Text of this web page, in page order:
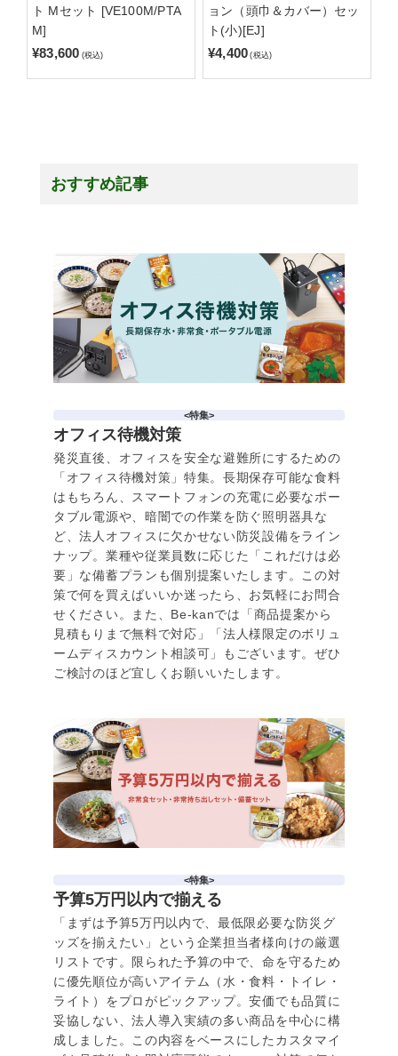
ト Mセット [VE100M/PTA
M]
¥83,600 (税込)
ョン（頭巾＆カバー）セッ
ト(小)[EJ]
¥4,400 (税込)
おすすめ記事
<特集>
オフィス待機対策
発災直後、オフィスを安全な避難所にするための
「オフィス待機対策」特集。長期保存可能な食料
はもちろん、スマートフォンの充電に必要なポー
タブル電源や、暗闇での作業を防ぐ照明器具な
ど、法人オフィスに欠かせない防災設備をライン
ナップ。業種や従業員数に応じた「これだけは必
要」な備蓄プランも個別提案いたします。この対
策で何を買えばいいか迷ったら、お気軽にお問合
せください。また、Be-kanでは「商品提案から
見積もりまで無料で対応」「法人様限定のボリュ
ームディスカウント相談可」もございます。ぜひ
ご検討のほど宜しくお願いいたします。
<特集>
予算5万円以内で揃える
「まずは予算5万円以内で、最低限必要な防災グ
ッズを揃えたい」という企業担当者様向けの厳選
リストです。限られた予算の中で、命を守るため
に優先順位が高いアイテム（水・食料・トイレ・
ライト）をプロがピックアップ。安価でも品質に
妥協しない、法人導入実績の多い商品を中心に構
成しました。この内容をベースにしたカスタマイ